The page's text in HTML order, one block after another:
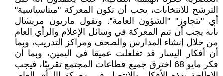
الترشح للانتخابات، يجب أن تكون المعركة "ميتاسياسية"
أي "تتجاوز" "الشؤون العامة". وتقول ماريون مريشال
بأنه يجب أن تتم المعركة في وسائل الإعلام والرأي العام
من خلال إنشاء المدارس والصحف ومراكز التدريب، وبما
أن أفكار اليسار قد تغلغلت عميقا في اليمين، وبما أن
فكر مايو 68 اخترق جميع قطاعات المجتمع تقريبًا، فيجب